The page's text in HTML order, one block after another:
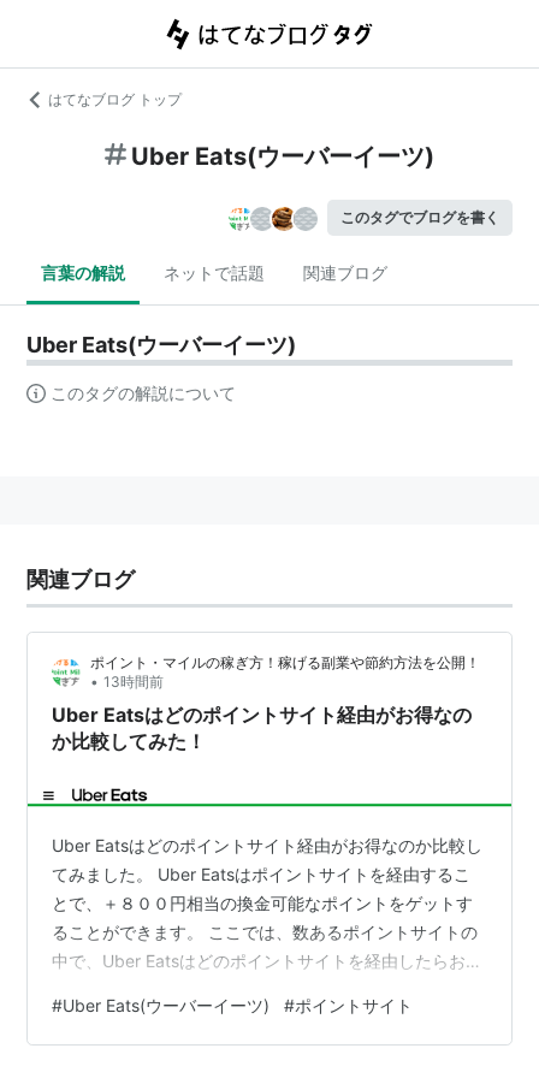
はてなブログ トップ
Uber Eats(ウーバーイーツ)
このタグでブログを書く
言葉の解説 ネットで話題 関連ブログ
Uber Eats(ウーバーイーツ)
このタグの解説について
関連ブログ
ポイント・マイルの稼ぎ方！稼げる副業や節約方法を公開！
• 13時間前
Uber Eatsはどのポイントサイト経由がお得なの
か比較してみた！
Uber Eatsはどのポイントサイト経由がお得なのか比較し
てみました。 Uber Eatsはポイントサイトを経由するこ
とで、＋８００円相当の換金可能なポイントをゲットす
ることができます。 ここでは、数あるポイントサイトの
中で、Uber Eatsはどのポイントサイトを経由したらお得
別のポイント付与率を比較してみた。 ポイントサイト名
ポイント還元率 （初回） ポイント還元率 （2回目以降）
#Uber Eats(ウーバーイーツ) #ポイントサイト